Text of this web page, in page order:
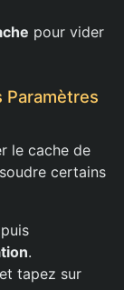
pour vider
Paramètres
le cache de
certains
.
et tapez sur